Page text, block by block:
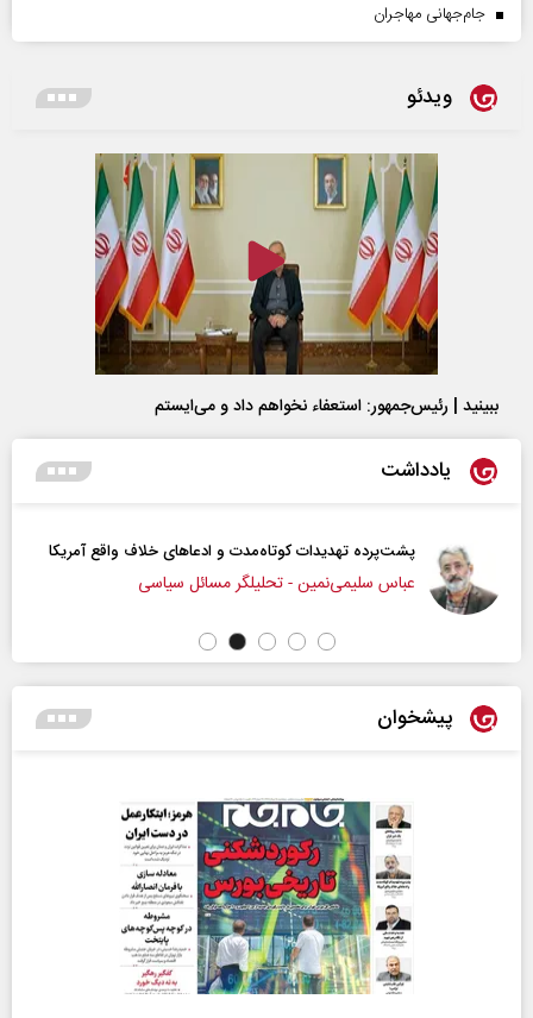
جام‌جهانی مهاجران
ویدئو
ببینید | رئیس‌جمهور: استعفاء نخواهم داد و می‌ایستم
یادداشت
پشت‌پرده تهدیدات کوتاه‏‌مدت و ادعا‌های خلاف واقع آمریکا
عباس سلیمی‌نمین - تحلیلگر مسائل سیاسی
پیشخوان